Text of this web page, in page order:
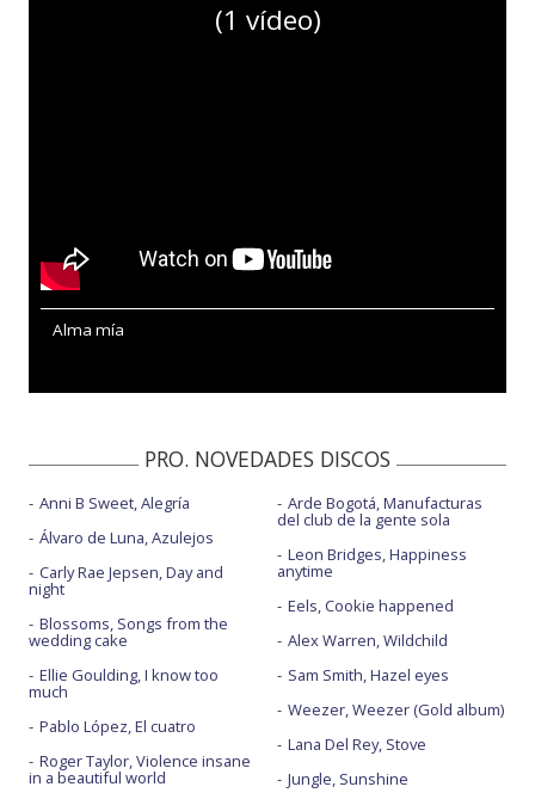
(1 vídeo)
Alma mía
PRO. NOVEDADES DISCOS
Anni B Sweet, Alegría
Álvaro de Luna, Azulejos
Carly Rae Jepsen, Day and
night
Blossoms, Songs from the
wedding cake
Ellie Goulding, I know too
much
Pablo López, El cuatro
Roger Taylor, Violence insane
in a beautiful world
Arde Bogotá, Manufacturas
del club de la gente sola
Leon Bridges, Happiness
anytime
Eels, Cookie happened
Alex Warren, Wildchild
Sam Smith, Hazel eyes
Weezer, Weezer (Gold album)
Lana Del Rey, Stove
Jungle, Sunshine